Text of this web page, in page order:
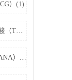
）(1)
磺鹅去氧胆酸（TCDCA）(1)
抗核抗体（ANA）(1)